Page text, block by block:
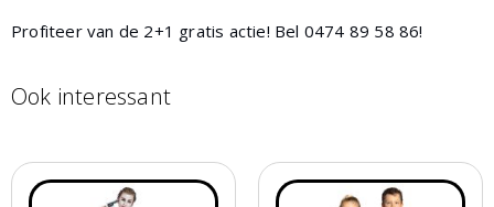
Profiteer van de 2+1 gratis actie! Bel 0474 89 58 86!
Ook interessant